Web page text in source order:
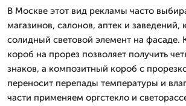
В Москве этот вид рекламы часто
магазинов, салонов, аптек и
солидный световой элемент на фасаде.
короб на прорез позволяет получить
знаков, а композитный короб с
переносит перепады температуры и
части применяем оргстекло и